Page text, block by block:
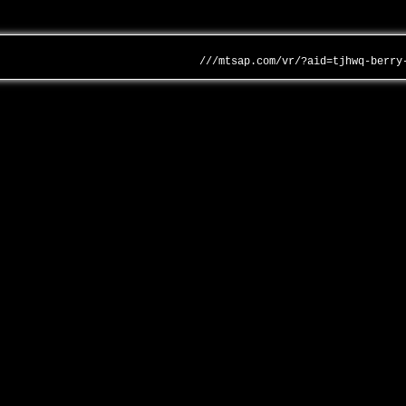
///mtsap.com/vr/?aid=tjhwq-